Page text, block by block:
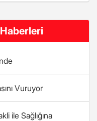
Vuruyor
ile Sağlığına